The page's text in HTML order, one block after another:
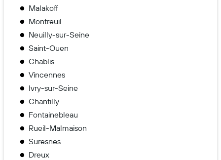
Malakoff
Montreuil
Neuilly-sur-Seine
Saint-Ouen
Chablis
Vincennes
Ivry-sur-Seine
Chantilly
Fontainebleau
Rueil-Malmaison
Suresnes
Dreux